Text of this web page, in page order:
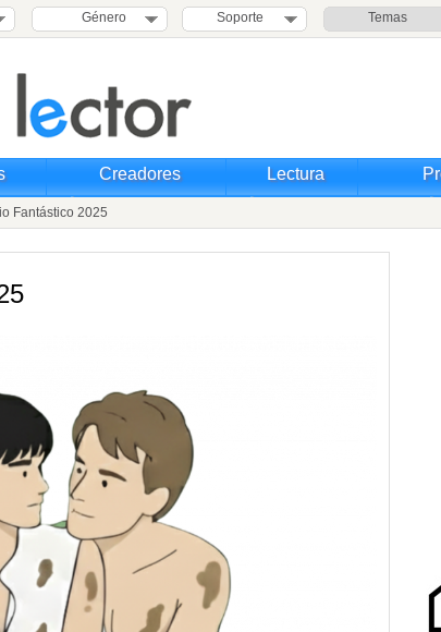
Género Soporte Temas
Creadores Lectura
Fantástico 2025